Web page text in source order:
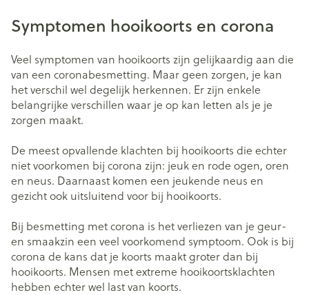
Symptomen hooikoorts en corona
Veel symptomen van hooikoorts zijn gelijkaardig aan die
van een coronabesmetting. Maar geen zorgen, je kan
het verschil wel degelijk herkennen. Er zijn enkele
belangrijke verschillen waar je op kan letten als je je
zorgen maakt.
De meest opvallende klachten bij hooikoorts die echter
niet voorkomen bij corona zijn: jeuk en rode ogen, oren
en neus. Daarnaast komen een jeukende neus en
gezicht ook uitsluitend voor bij hooikoorts.
Bij besmetting met corona is het verliezen van je geur-
en smaakzin een veel voorkomend symptoom. Ook is bij
corona de kans dat je koorts maakt groter dan bij
hooikoorts. Mensen met extreme hooikoortsklachten
hebben echter wel last van koorts.